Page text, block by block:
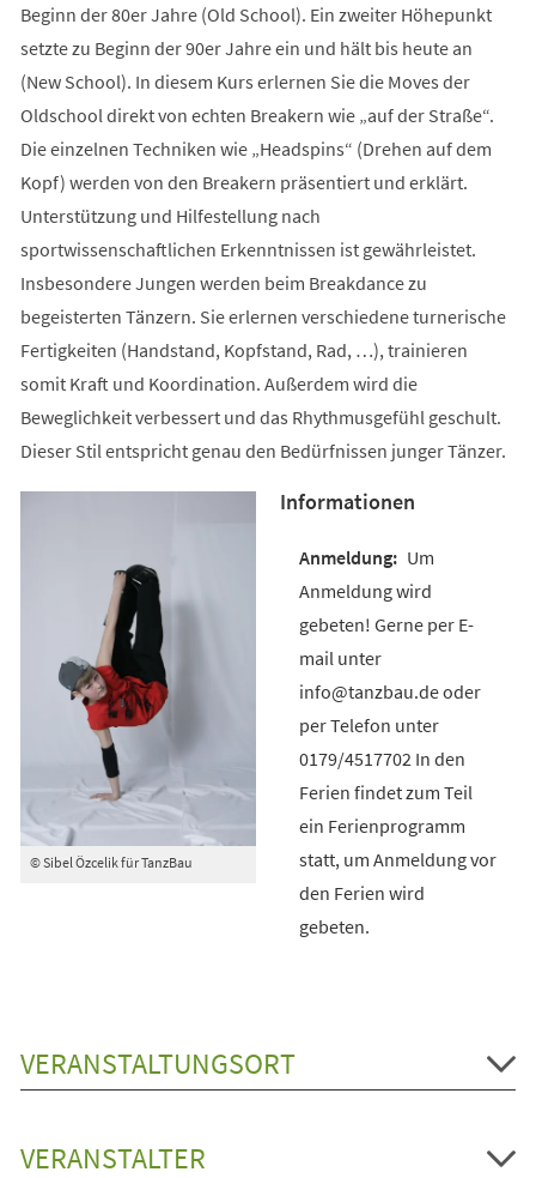
Beginn der 80er Jahre (Old School). Ein zweiter Höhepunkt
setzte zu Beginn der 90er Jahre ein und hält bis heute an
(New School). In diesem Kurs erlernen Sie die Moves der
Oldschool direkt von echten Breakern wie „auf der Straße“.
Die einzelnen Techniken wie „Headspins“ (Drehen auf dem
Kopf) werden von den Breakern präsentiert und erklärt.
Unterstützung und Hilfestellung nach
sportwissenschaftlichen Erkenntnissen ist gewährleistet.
Insbesondere Jungen werden beim Breakdance zu
begeisterten Tänzern. Sie erlernen verschiedene turnerische
Fertigkeiten (Handstand, Kopfstand, Rad, …), trainieren
somit Kraft und Koordination. Außerdem wird die
Beweglichkeit verbessert und das Rhythmusgefühl geschult.
Dieser Stil entspricht genau den Bedürfnissen junger Tänzer.
© Sibel Özcelik für TanzBau
Informationen
Um
Anmeldung wird
gebeten! Gerne per E-
mail unter
info@tanzbau.de oder
per Telefon unter
0179/4517702 In den
Ferien findet zum Teil
ein Ferienprogramm
statt, um Anmeldung vor
den Ferien wird
gebeten.
VERANSTALTUNGSORT
VERANSTALTER